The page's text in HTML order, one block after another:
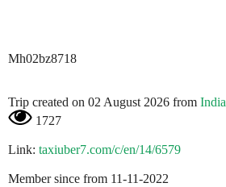
Mh02bz8718
Trip created on 02 August 2026 from India
1727
Link: taxiuber7.com/c/en/14/6579
Member since from 11-11-2022